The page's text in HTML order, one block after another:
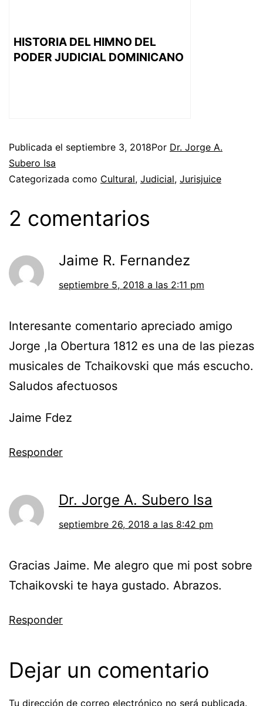
HISTORIA DEL HIMNO DEL
PODER JUDICIAL DOMINICANO
Publicada el septiembre 3, 2018Por Dr. Jorge A.
Subero Isa
Categorizada como Cultural, Judicial, Jurisjuice
2 comentarios
Jaime R. Fernandez
septiembre 5, 2018 a las 2:11 pm
Interesante comentario apreciado amigo
Jorge ,la Obertura 1812 es una de las piezas
musicales de Tchaikovski que más escucho.
Saludos afectuosos
Jaime Fdez
Responder
Dr. Jorge A. Subero Isa
septiembre 26, 2018 a las 8:42 pm
Gracias Jaime. Me alegro que mi post sobre
Tchaikovski te haya gustado. Abrazos.
Responder
Dejar un comentario
Tu dirección de correo electrónico no será publicada.